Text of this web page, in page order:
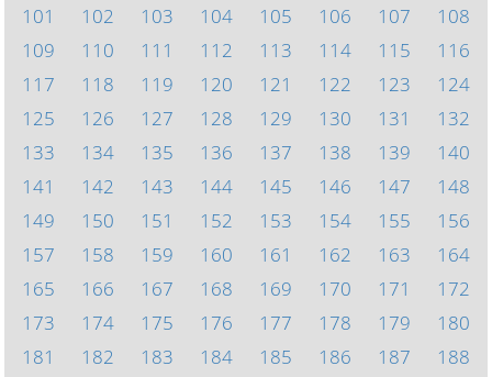
101
102 103 104 105 106 107
108
109
110 111 112 113 114 115
116
117
118 119 120 121 122 123
124
125
126 127 128 129 130 131
132
133
134 135 136 137 138 139
140
141
142 143 144 145 146 147
148
149
150 151 152 153 154 155
156
157
158 159 160 161 162 163
164
165
166 167 168 169 170 171
172
173
174 175 176 177 178 179
180
181
182 183 184 185 186 187
188